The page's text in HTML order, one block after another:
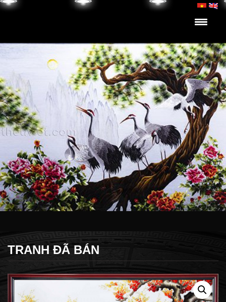
Skip to content
TRANH ĐÃ BÁN